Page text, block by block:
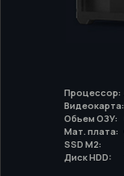
Процессор:
Видеокарта:
Обьем ОЗУ:
Мат. плата:
SSD M2:
Диск HDD: